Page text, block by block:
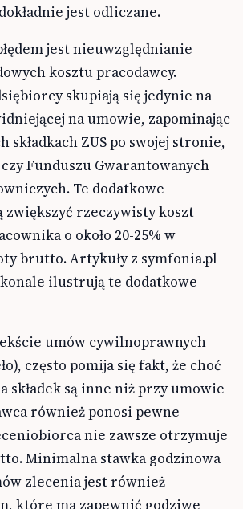
jest odliczane.
jest nieuwzględnianie
kosztu pracodawcy.
skupiają się jedynie na
na umowie, zapominając
składkach ZUS po swojej stronie,
Funduszu Gwarantowanych
Te dodatkowe
zwiększyć rzeczywisty koszt
o około 20-25% w
brutto. Artykuły z symfonia.pl
ilustrują te dodatkowe
umów cywilnoprawnych
często pomija się fakt, że choć
składek są inne niż przy umowie
również ponosi pewne
nie zawsze otrzymuje
Minimalna stawka godzinowa
zlecenia jest również
które ma zapewnić godziwe